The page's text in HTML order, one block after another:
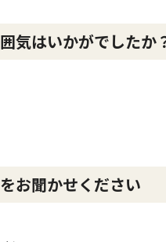
気はいかがでしたか
お聞かせください